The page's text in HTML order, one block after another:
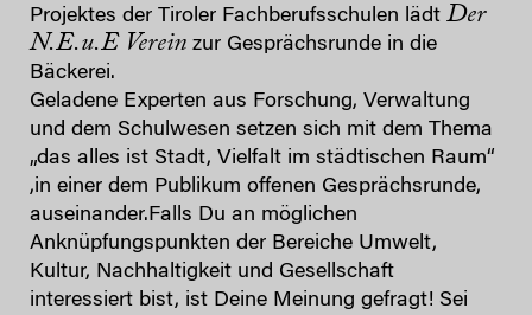
Projektes der Tiroler Fachberufsschulen lädt Der
N.E.u.E Verein zur Gesprächsrunde in die
Bäckerei.
Geladene Experten aus Forschung, Verwaltung
und dem Schulwesen setzen sich mit dem Thema
„das alles ist Stadt, Vielfalt im städtischen Raum“
,in einer dem Publikum offenen Gesprächsrunde,
auseinander.Falls Du an möglichen
Anknüpfungspunkten der Bereiche Umwelt,
Kultur, Nachhaltigkeit und Gesellschaft
interessiert bist, ist Deine Meinung gefragt! Sei